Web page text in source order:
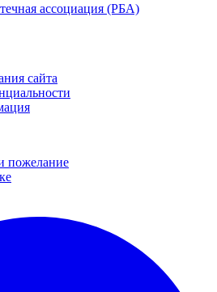
ассоциация (РБА)
сайта
пожелание